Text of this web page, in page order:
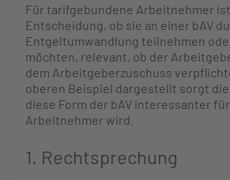
Für tarifgebundene Arbeitnehmer
Entscheidung, ob sie an einer bAV
Entgeltumwandlung teilnehmen
möchten, relevant, ob der
dem Arbeitgeberzuschuss
oberen Beispiel dargestellt sorgt
diese Form der bAV interessanter
Arbeitnehmer wird.
1. Rechtsprechung